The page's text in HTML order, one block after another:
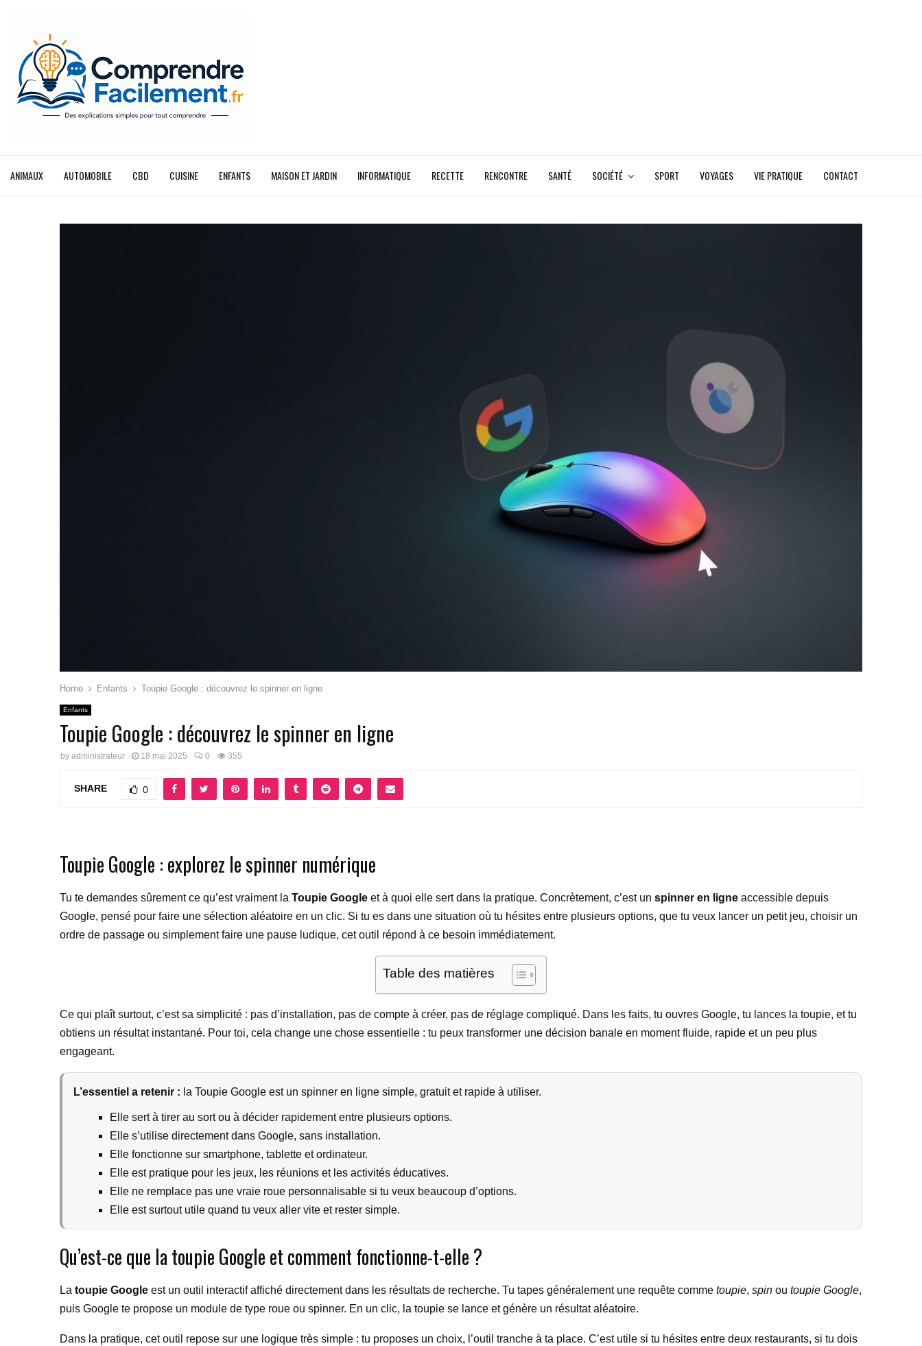
ANIMAUX AUTOMOBILE CBD CUISINE ENFANTS MAISON ET JARDIN INFORMATIQUE RECETTE RENCONTRE SANTÉ SOCIÉTÉ SPORT VOYAGES VIE PRATIQUE CONTACT
Home Enfants Toupie Google : découvrez le spinner en ligne
Enfants
Toupie Google : découvrez le spinner en ligne
by administrateur 18 mai 2025 0 355
SHARE 0
Toupie Google : explorez le spinner numérique
Tu te demandes sûrement ce qu’est vraiment la Toupie Google et à quoi elle sert dans la pratique. Concrètement, c’est un spinner en ligne accessible depuis
Google, pensé pour faire une sélection aléatoire en un clic. Si tu es dans une situation où tu hésites entre plusieurs options, que tu veux lancer un petit jeu, choisir un
ordre de passage ou simplement faire une pause ludique, cet outil répond à ce besoin immédiatement.
Table des matières
Ce qui plaît surtout, c’est sa simplicité : pas d’installation, pas de compte à créer, pas de réglage compliqué. Dans les faits, tu ouvres Google, tu lances la toupie, et tu
obtiens un résultat instantané. Pour toi, cela change une chose essentielle : tu peux transformer une décision banale en moment fluide, rapide et un peu plus
engageant.
L’essentiel a retenir : la Toupie Google est un spinner en ligne simple, gratuit et rapide à utiliser.
Elle sert à tirer au sort ou à décider rapidement entre plusieurs options.
Elle s’utilise directement dans Google, sans installation.
Elle fonctionne sur smartphone, tablette et ordinateur.
Elle est pratique pour les jeux, les réunions et les activités éducatives.
Elle ne remplace pas une vraie roue personnalisable si tu veux beaucoup d’options.
Elle est surtout utile quand tu veux aller vite et rester simple.
Qu’est-ce que la toupie Google et comment fonctionne-t-elle ?
La toupie Google est un outil interactif affiché directement dans les résultats de recherche. Tu tapes généralement une requête comme toupie, spin ou toupie Google,
puis Google te propose un module de type roue ou spinner. En un clic, la toupie se lance et génère un résultat aléatoire.
Dans la pratique, cet outil repose sur une logique très simple : tu proposes un choix, l’outil tranche à ta place. C’est utile si tu hésites entre deux restaurants, si tu dois